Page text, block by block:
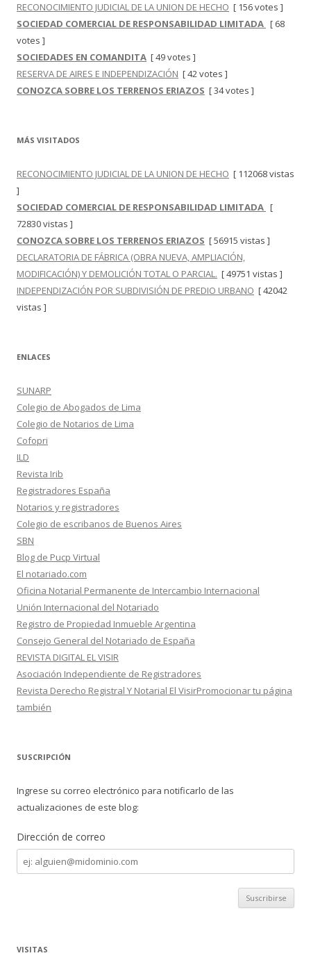
RECONOCIMIENTO JUDICIAL DE LA UNION DE HECHO [ 156 votes ]
SOCIEDAD COMERCIAL DE RESPONSABILIDAD LIMITADA [ 68
votes ]
SOCIEDADES EN COMANDITA [ 49 votes ]
RESERVA DE AIRES E INDEPENDIZACIÓN [ 42 votes ]
CONOZCA SOBRE LOS TERRENOS ERIAZOS [ 34 votes ]
MÁS VISITADOS
RECONOCIMIENTO JUDICIAL DE LA UNION DE HECHO [ 112068 vistas
]
SOCIEDAD COMERCIAL DE RESPONSABILIDAD LIMITADA [
72830 vistas ]
CONOZCA SOBRE LOS TERRENOS ERIAZOS [ 56915 vistas ]
DECLARATORIA DE FÁBRICA (OBRA NUEVA, AMPLIACIÓN,
MODIFICACIÓN) Y DEMOLICIÓN TOTAL O PARCIAL. [ 49751 vistas ]
INDEPENDIZACIÓN POR SUBDIVISIÓN DE PREDIO URBANO [ 42042
vistas ]
ENLACES
SUNARP
Colegio de Abogados de Lima
Colegio de Notarios de Lima
Cofopri
ILD
Revista Irib
Registradores España
Notarios y registradores
Colegio de escribanos de Buenos Aires
SBN
Blog de Pucp Virtual
El notariado.com
Oficina Notarial Permanente de Intercambio Internacional
Unión Internacional del Notariado
Registro de Propiedad Inmueble Argentina
Consejo General del Notariado de España
REVISTA DIGITAL EL VISIR
Asociación Independiente de Registradores
Revista Derecho Registral Y Notarial El VisirPromocionar tu página
también
SUSCRIPCIÓN
Ingrese su correo electrónico para notificarlo de las
actualizaciones de este blog:
Dirección de correo
Dirección
de
correo
VISITAS